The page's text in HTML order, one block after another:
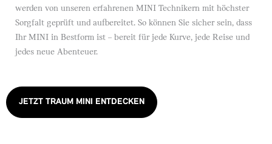
werden von unseren erfahrenen MINI Technikern mit höchster
Sorgfalt geprüft und aufbereitet. So können Sie sicher sein, dass
Ihr MINI in Bestform ist – bereit für jede Kurve, jede Reise und
jedes neue Abenteuer.
JETZT TRAUM MINI ENTDECKEN